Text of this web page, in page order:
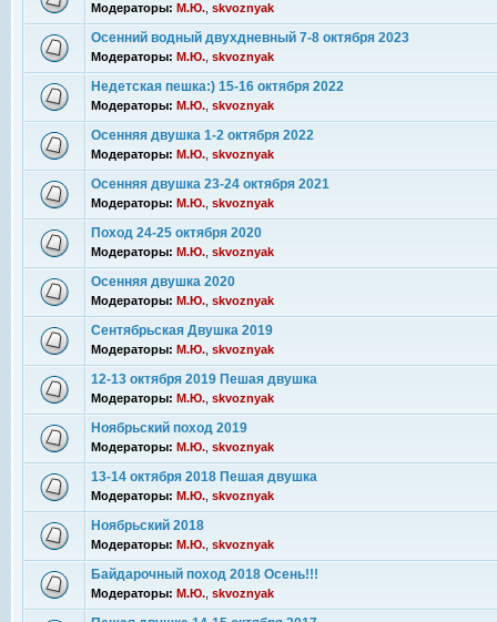
Модераторы: М.Ю. skvoznyak
Осенний водный двухдневный 7-8 октября 2023
Модераторы: М.Ю. skvoznyak
Недетская пешка:) 15-16 октября 2022
Модераторы: М.Ю. skvoznyak
Осенняя двушка 1-2 октября 2022
Модераторы: М.Ю. skvoznyak
Осенняя двушка 23-24 октября 2021
Модераторы: М.Ю. skvoznyak
Поход 24-25 октября 2020
Модераторы: М.Ю. skvoznyak
Осенняя двушка 2020
Модераторы: М.Ю. skvoznyak
Сентябрьская Двушка 2019
Модераторы: М.Ю. skvoznyak
12-13 октября 2019 Пешая двушка
Модераторы: М.Ю. skvoznyak
Ноябрьский поход 2019
Модераторы: М.Ю. skvoznyak
13-14 октября 2018 Пешая двушка
Модераторы: М.Ю. skvoznyak
Ноябрьский 2018
Модераторы: М.Ю. skvoznyak
Байдарочный поход 2018 Осень!!!
Модераторы: М.Ю. skvoznyak